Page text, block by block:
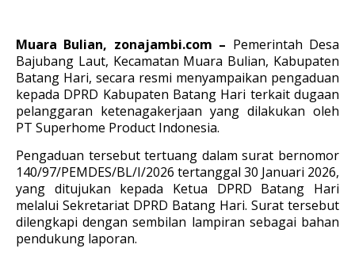
Muara Bulian, zonajambi.com – Pemerintah Desa
Bajubang Laut, Kecamatan Muara Bulian, Kabupaten
Batang Hari, secara resmi menyampaikan pengaduan
kepada DPRD Kabupaten Batang Hari terkait dugaan
pelanggaran ketenagakerjaan yang dilakukan oleh
PT Superhome Product Indonesia.
Pengaduan tersebut tertuang dalam surat bernomor
140/97/PEMDES/BL/I/2026 tertanggal 30 Januari 2026,
yang ditujukan kepada Ketua DPRD Batang Hari
melalui Sekretariat DPRD Batang Hari. Surat tersebut
dilengkapi dengan sembilan lampiran sebagai bahan
pendukung laporan.